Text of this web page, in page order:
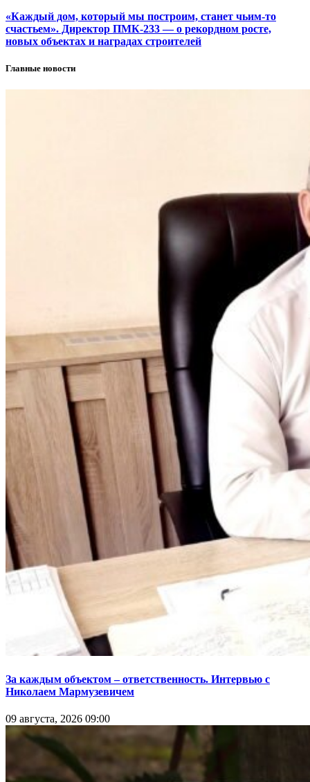
«Каждый дом, который мы построим, станет чьим-то
счастьем». Директор ПМК-233 — о рекордном росте,
новых объектах и наградах строителей
Главные новости
За каждым объектом – ответственность. Интервью с
Николаем Мармузевичем
09 августа, 2026 09:00